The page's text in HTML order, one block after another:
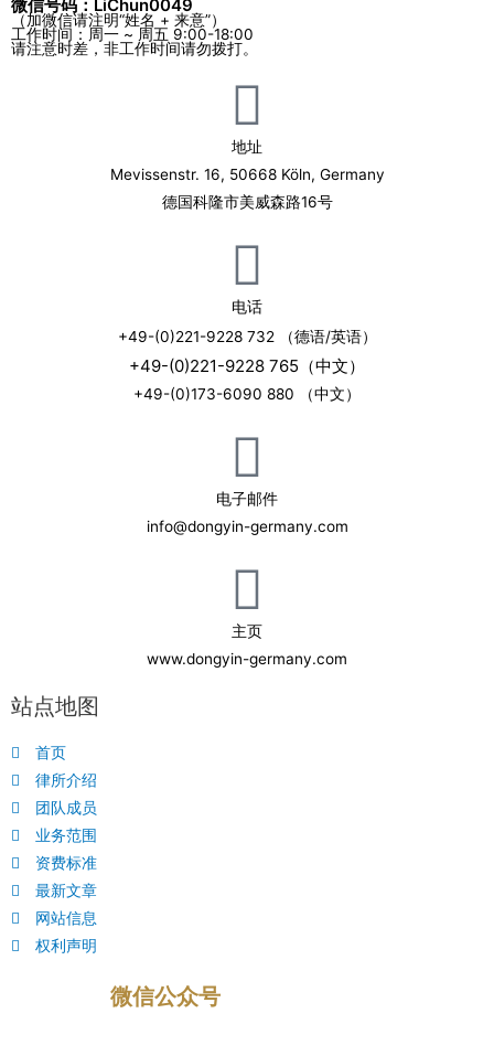
微信号码：LiChun0049
（加微信请注明“姓名 + 来意”）
工作时间：周一 ~ 周五 9:00-18:00
请注意时差，非工作时间请勿拨打。
地址
Mevissenstr. 16, 50668 Köln, Germany
德国科隆市美威森路16号
电话
+49-(0)221-9228 732 （德语/英语）
+49-(0)221-9228 765（中文）
+49-(0)173-6090 880 （中文）
电子邮件
info@dongyin-germany.com
主页
www.dongyin-germany.com
站点地图
首页
律所介绍
团队成员
业务范围
资费标准
最新文章
网站信息
权利声明
微信公众号